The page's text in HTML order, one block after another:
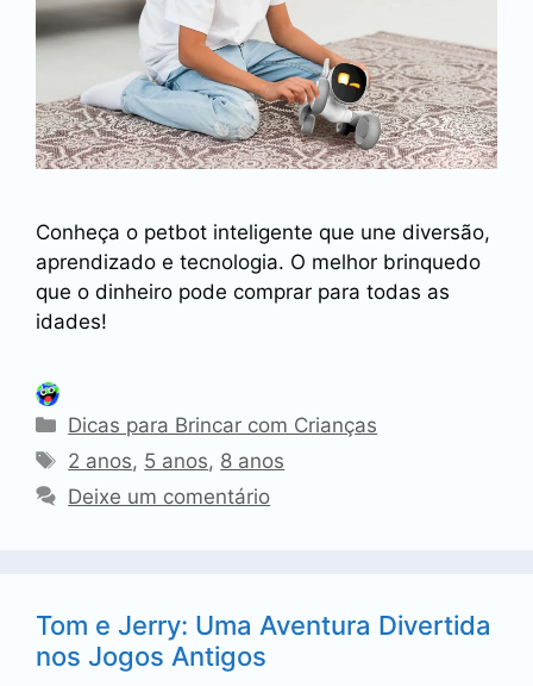
Conheça o petbot inteligente que une diversão,
aprendizado e tecnologia. O melhor brinquedo
que o dinheiro pode comprar para todas as
idades!
Categorias
Dicas para Brincar com Crianças
Tags
2 anos, 5 anos, 8 anos
Deixe um comentário
Tom e Jerry: Uma Aventura Divertida
nos Jogos Antigos